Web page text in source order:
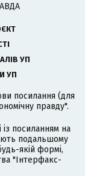
УП
УП
посилання (для
правду".
із посиланням на
подальшому
якій формі,
"Інтерфакс-